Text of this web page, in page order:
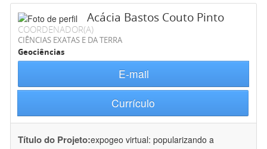
Acácia Bastos Couto Pinto
COORDENADOR(A)
CIÊNCIAS EXATAS E DA TERRA
Geociências
E-mail
Currículo
Título do Projeto:expogeo virtual: popularizando a